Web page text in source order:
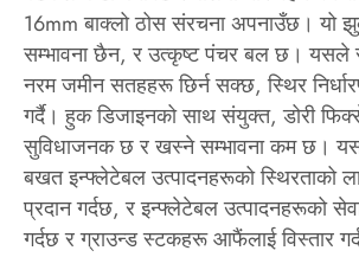
16mm बाक्लो ठोस संरचना अपनाउँछ। यो
सम्भावना छैन, र उत्कृष्ट पंचर बल छ। यसले
नरम जमीन सतहहरू छिर्न सक्छ, स्थिर
गर्दै। हुक डिजाइनको साथ संयुक्त, डोरी
सुविधाजनक छ र खस्ने सम्भावना कम छ।
बखत इन्फ्लेटेबल उत्पादनहरूको स्थिरताको
प्रदान गर्दछ, र इन्फ्लेटेबल उत्पादनहरूको
गर्दछ र ग्राउन्ड स्टकहरू आफैंलाई विस्तार